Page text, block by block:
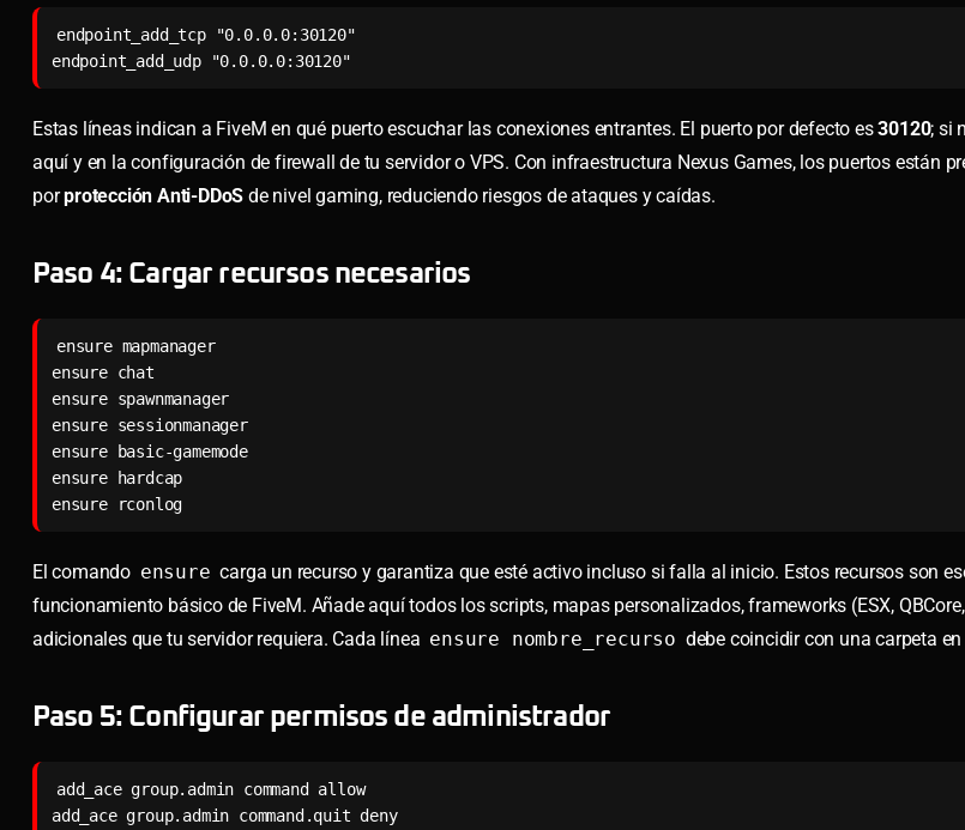
endpoint_add_tcp "0.0.0.0:30120"
endpoint_add_udp "0.0.0.0:30120"
Estas líneas indican a FiveM en qué puerto escuchar las conexiones entrantes. El puerto por defecto es30120; si
aquí y en la configuración de firewall de tu servidor o VPS. Con infraestructura Nexus Games, los puertos están
porprotección Anti-DDoS de nivel gaming, reduciendo riesgos de ataques y caídas.
Paso 4: Cargar recursos necesarios
ensure mapmanager
ensure chat
ensure spawnmanager
ensure sessionmanager
ensure basic-gamemode
ensure hardcap
ensure rconlog
El comando ensure carga un recurso y garantiza que esté activo incluso si falla al inicio. Estos recursos son
funcionamiento básico de FiveM. Añade aquí todos los scripts, mapas personalizados, frameworks (ESX,
adicionales que tu servidor requiera. Cada línea ensure nombre_recurso debe coincidir con una carpeta en
Paso 5: Configurar permisos de administrador
add_ace group.admin command allow
add_ace group.admin command.quit deny